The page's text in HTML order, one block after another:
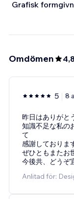
Grafisk
Omdömen
5 8
昨日はありがと
知識不足な私の
て
感謝しておりま
ぜひともまたお
今後共、どうぞ
Anlitad för: